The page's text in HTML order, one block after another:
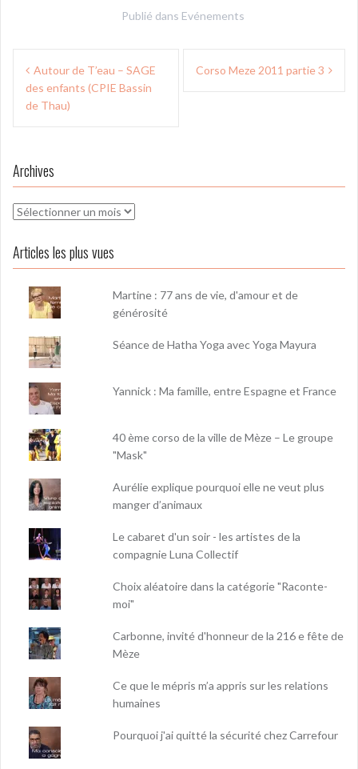
Publié dans Evénements
Navigation
de
l’article
Autour de T’eau – SAGE
des enfants (CPIE Bassin
de Thau)
Corso Meze 2011 partie 3
Archives
Archives
Articles les plus vues
Martine : 77 ans de vie, d'amour et de
générosité
Séance de Hatha Yoga avec Yoga Mayura
Yannick : Ma famille, entre Espagne et France
40 ème corso de la ville de Mèze – Le groupe
"Mask"
Aurélie explique pourquoi elle ne veut plus
manger d’animaux
Le cabaret d'un soir - les artistes de la
compagnie Luna Collectif
Choix aléatoire dans la catégorie "Raconte-
moi"
Carbonne, invité d'honneur de la 216 e fête de
Mèze
Ce que le mépris m’a appris sur les relations
humaines
Pourquoi j'ai quitté la sécurité chez Carrefour